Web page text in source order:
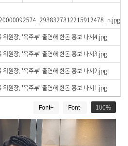
위원장, '옥주부' 출연해 한돈 홍보 나서4.jpg
위원장, '옥주부' 출연해 한돈 홍보 나서3.jpg
위원장, '옥주부' 출연해 한돈 홍보 나서2.jpg
위원장, '옥주부' 출연해 한돈 홍보 나서1.jpg
100
Font+ Font-